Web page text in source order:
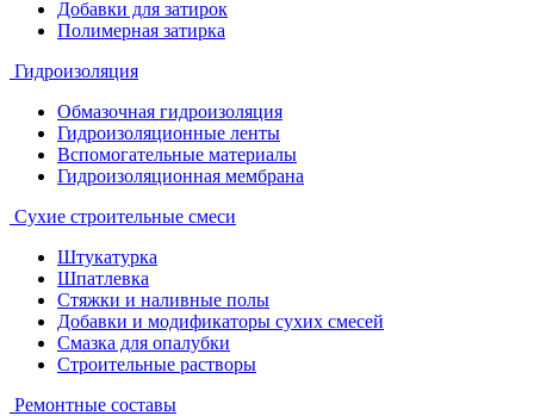
Добавки для затирок
Полимерная затирка
Гидроизоляция
Обмазочная гидроизоляция
Гидроизоляционные ленты
Вспомогательные материалы
Гидроизоляционная мембрана
Сухие строительные смеси
Штукатурка
Шпатлевка
Стяжки и наливные полы
Добавки и модификаторы сухих смесей
Смазка для опалубки
Строительные растворы
Ремонтные составы